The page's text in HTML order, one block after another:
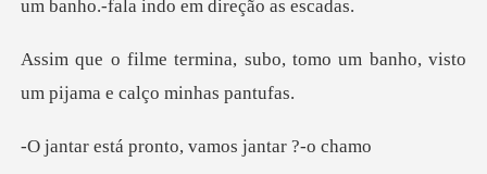
um banho.
bo, tomo um banho, visto
um p
pronto, vamos j